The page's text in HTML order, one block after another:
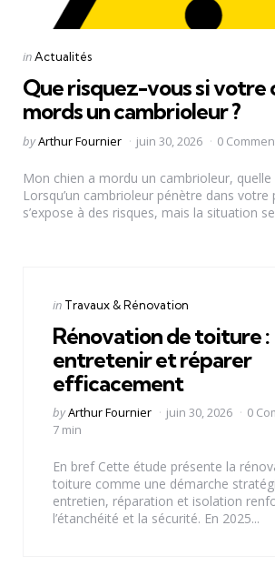
Categories
Posted
inActualités
Que risquez-vous si votre
mords un cambrioleur ?
Posted
byArthur Fournier juin 30, 2026 0
Mon chien a mordu un cambrioleur, quelle
Lorsqu’un cambrioleur pénètre dans votre
s’expose à des risques, mais la situation
Categories
Posted
in Travaux & Rénovation
Rénovation de toiture :
entretenir et réparer
efficacement
Posted
by
byArthur Fournier juin 30, 2026
0
7 min
En bref Cette étude présente la
toiture comme une démarche
entretien, réparation et isolation
l’étanchéité et la sécurité. En 2025...